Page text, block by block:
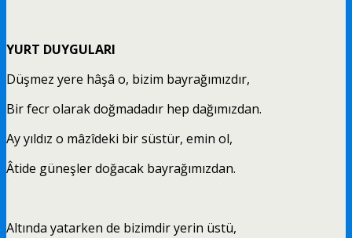
YURT DUYGULARI
Düşmez yere hâşâ o, bizim bayrağımızdır,
Bir fecr olarak doğmadadır hep dağımızdan.
Ay yıldız o mâzîdeki bir süstür, emin ol,
Âtide güneşler doğacak bayrağımızdan.
Altında yatarken de bizimdir yerin üstü,